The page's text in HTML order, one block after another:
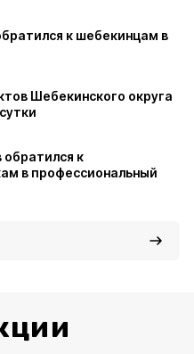
к шебекинцам в
Шебекинского округа
к
в профессиональный